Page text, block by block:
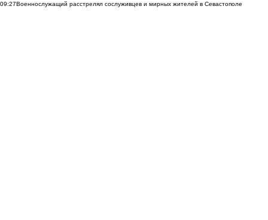
09:27Военнослужащий расстрелял сослуживцев и мирных жителей в Севастополе